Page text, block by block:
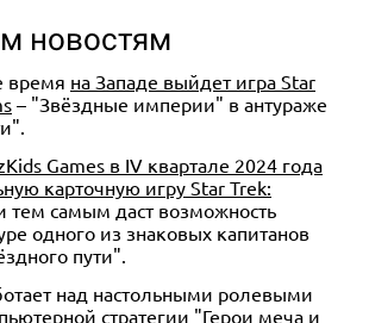
новостям
время на Западе выйдет игра Star
– "Звёздные империи" в антураже
Games в IV квартале 2024 года
карточную игру Star Trek:
тем самым даст возможность
одного из знаковых капитанов
пути".
над настольными ролевыми
стратегии "Герои меча и